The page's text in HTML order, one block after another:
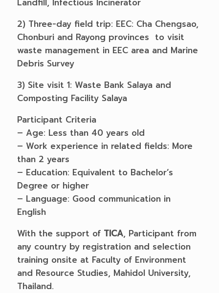
2) Three-day field trip: EEC: Cha Chengsao,
Chonburi and Rayong provinces to visit
waste management in EEC area and Marine
Debris Survey
3) Site visit 1: Waste Bank Salaya and
Composting Facility Salaya
Participant Criteria
– Age: Less than 40 years old
– Work experience in related fields: More
than 2 years
– Education: Equivalent to Bachelor’s
Degree or higher
– Language: Good communication in
English
With the support of TICA, Participant from
any country by registration and selection
training onsite at Faculty of Environment
and Resource Studies, Mahidol University,
Thailand.